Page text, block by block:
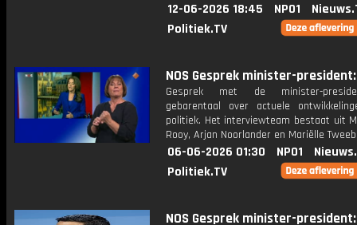
12-06-2026 18:45 NPO1
Politiek.TV
NOS Gesprek minister-
Gesprek met de minister-
gebarentaal over actuele
politiek. Het interviewteam bestaat uit
Rooy, Arjan Noorlander en Mariëlle
06-06-2026 01:30 NPO1
Politiek.TV
NOS Gesprek minister-